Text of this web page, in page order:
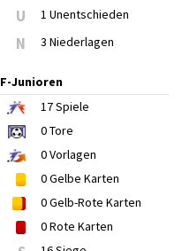
U 1 Unentschieden
N 3 Niederlagen
F-Junioren
17Spiele
0Tore
0Vorlagen
0Gelbe Karten
0Gelb-Rote Karten
0Rote Karten